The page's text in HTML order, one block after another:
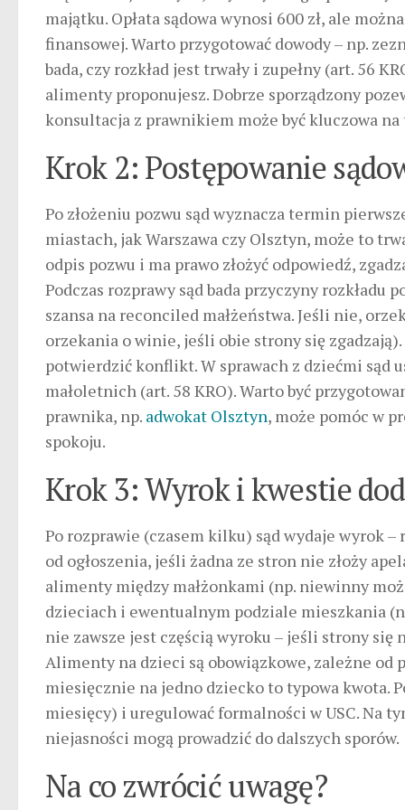
majątku. Opłata sądowa wynosi 600 zł, ale
finansowej. Warto przygotować dowody – np.
bada, czy rozkład jest trwały i zupełny (art. 56
alimenty proponujesz. Dobrze sporządzony
konsultacja z prawnikiem może być kluczowa
Krok 2: Postępowanie
Po złożeniu pozwu sąd wyznacza termin
miastach, jak Warszawa czy Olsztyn, może to
odpis pozwu i ma prawo złożyć odpowiedź,
Podczas rozprawy sąd bada przyczyny
szansa na reconciled małżeństwa. Jeśli nie,
orzekania o winie, jeśli obie strony się
potwierdzić konflikt. W sprawach z dziećmi sąd
małoletnich (art. 58 KRO). Warto być
prawnika, np. adwokat Olsztyn, może pomóc w
spokoju.
Krok 3: Wyrok i kwestie
Po rozprawie (czasem kilku) sąd wydaje wyrok
od ogłoszenia, jeśli żadna ze stron nie złoży
alimenty między małżonkami (np. niewinny
dzieciach i ewentualnym podziale mieszkania
nie zawsze jest częścią wyroku – jeśli strony się
Alimenty na dzieci są obowiązkowe, zależne od
miesięcznie na jedno dziecko to typowa kwota.
miesięcy) i uregulować formalności w USC. Na
niejasności mogą prowadzić do dalszych sporów.
Na co zwrócić uwagę?